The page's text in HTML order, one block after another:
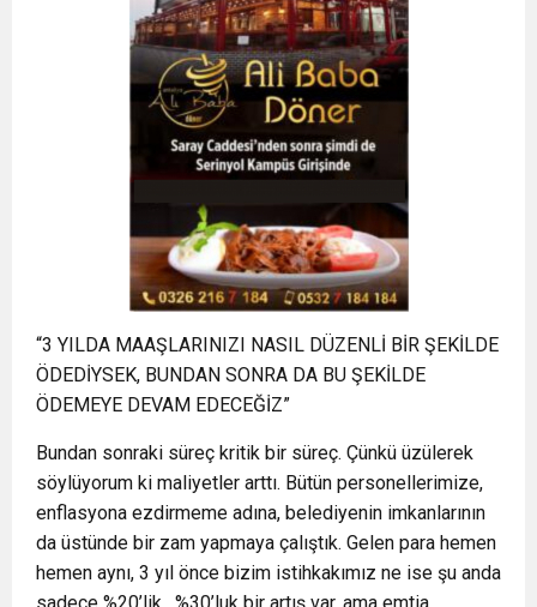
“3 YILDA MAAŞLARINIZI NASIL DÜZENLİ BİR ŞEKİLDE
ÖDEDİYSEK, BUNDAN SONRA DA BU ŞEKİLDE
ÖDEMEYE DEVAM EDECEĞİZ”
Bundan sonraki süreç kritik bir süreç. Çünkü üzülerek
söylüyorum ki maliyetler arttı. Bütün personellerimize,
enflasyona ezdirmeme adına, belediyenin imkanlarının
da üstünde bir zam yapmaya çalıştık. Gelen para hemen
hemen aynı, 3 yıl önce bizim istihkakımız ne ise şu anda